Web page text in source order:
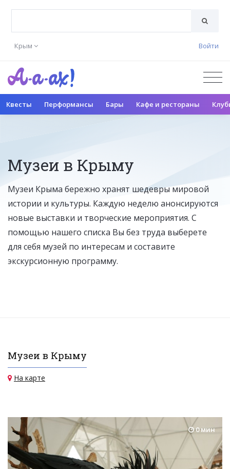
Крым Войти
Квесты Перформансы Бары Кафе и рестораны
Музеи в Крыму
Музеи Крыма бережно хранят шедевры мировой
истории и культуры. Каждую неделю анонсируются
новые выставки и творческие мероприятия. С
помощью нашего списка Вы без труда выберете
для себя музей по интересам и составите
экскурсионную программу.
Музеи в Крыму
На карте
0 мин